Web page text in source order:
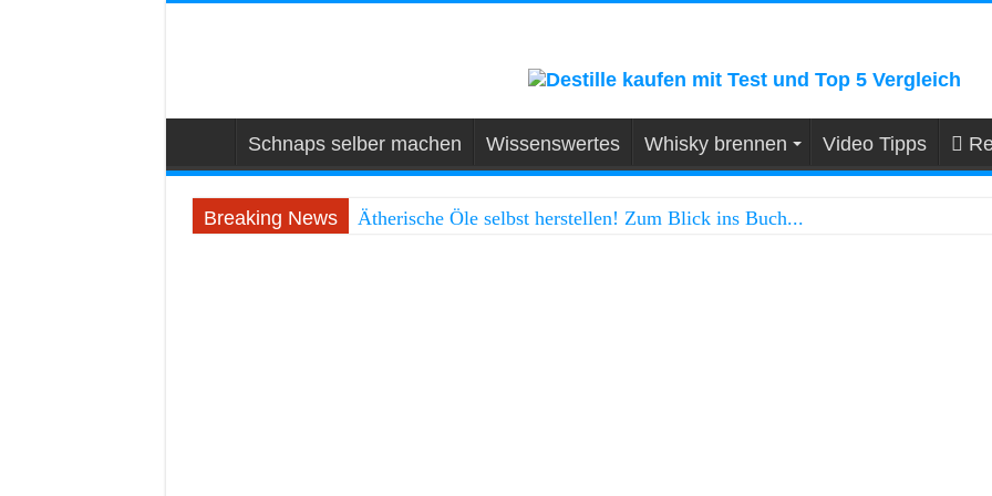
Schnaps selber machen Wissenswertes Whisky brennen Video Tipps
Breaking News
Ätherische Öle selbst herstellen! Zum Blick ins Buch...